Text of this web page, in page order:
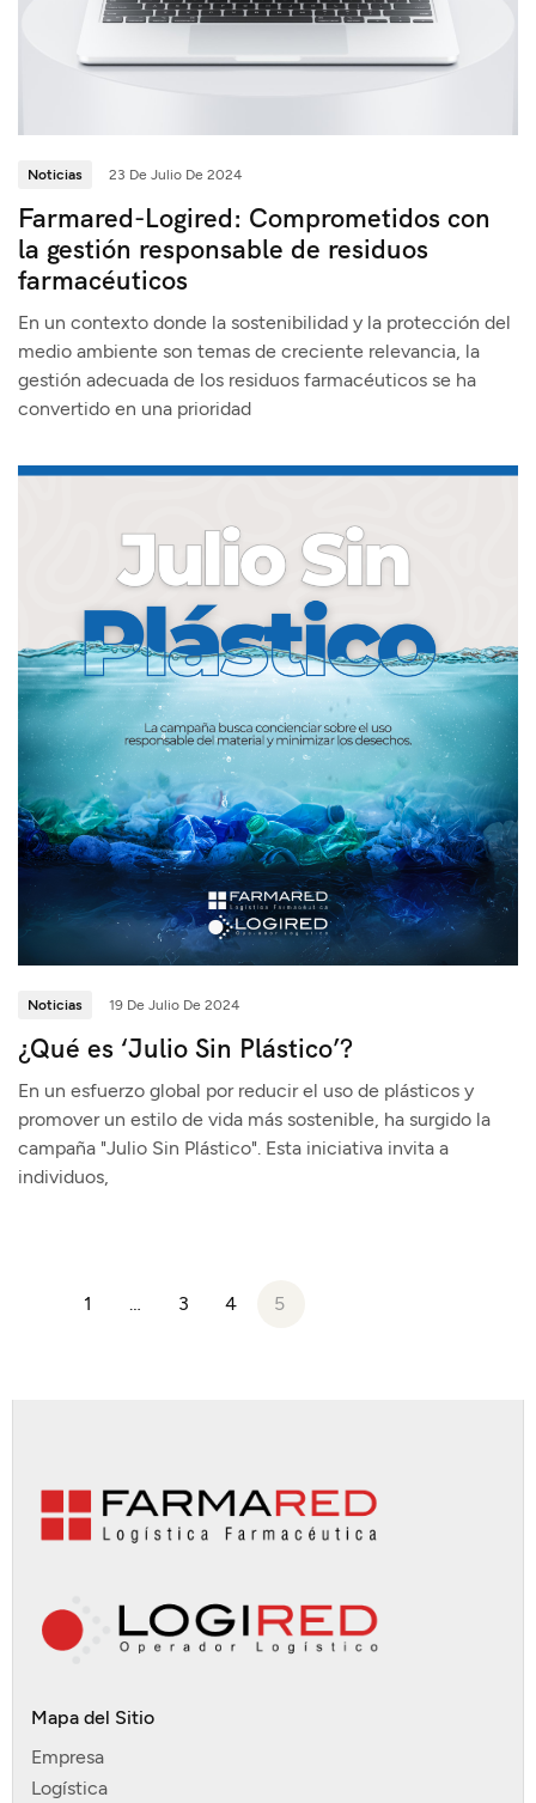
Noticias 23 De Julio De 2024
Farmared-Logired: Comprometidos con
la gestión responsable de residuos
farmacéuticos
En un contexto donde la sostenibilidad y la protección del
medio ambiente son temas de creciente relevancia, la
gestión adecuada de los residuos farmacéuticos se ha
convertido en una prioridad
Noticias 19 De Julio De 2024
¿Qué es ‘Julio Sin Plástico’?
En un esfuerzo global por reducir el uso de plásticos y
promover un estilo de vida más sostenible, ha surgido la
campaña "Julio Sin Plástico". Esta iniciativa invita a
individuos,
1 3 4 5
Mapa del Sitio
Empresa
Logística